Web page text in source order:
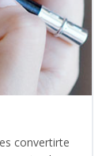
convertirte